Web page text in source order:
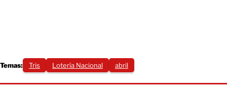
Temas: Tris Lotería Nacional abril